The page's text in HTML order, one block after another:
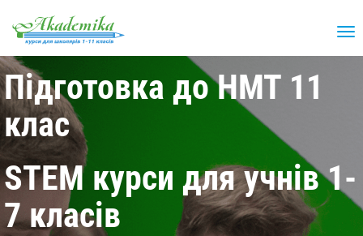
Підготовка до НМТ 11
клас
STEM курси для учнів 1-
7 класів